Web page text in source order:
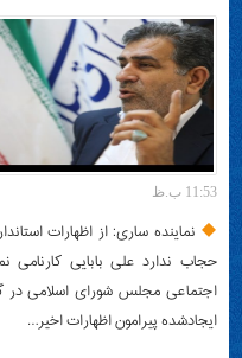
11:53 ب.ظ
نماینده ساری: از اظهارات
حجاب ندارد علی بابایی کارنامی
اجتماعی مجلس شورای اسلامی در
ایجادشده پیرامون اظهارات اخیر…